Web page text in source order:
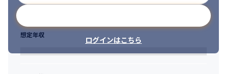
ログインはこちら
想定年収